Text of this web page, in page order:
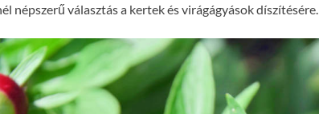
népszerű választás a kertek és virágágyások díszítésére.